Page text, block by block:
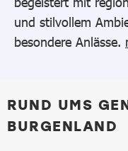
und stilvollem
besondere Anlässe.
RUND UMS
BURGENLAND